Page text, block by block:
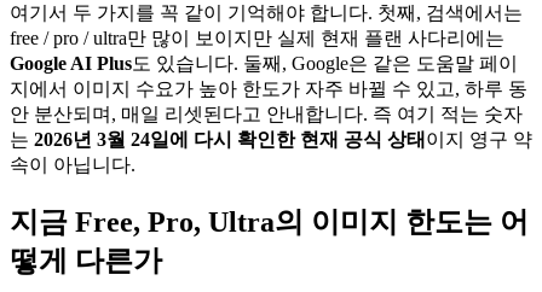
여기서 두 가지를 꼭 같이 기억해야 합니다. 첫째, 검색에서는
free / pro / ultra만 많이 보이지만 실제 현재 플랜 사다리에는
Google AI Plus도 있습니다. 둘째, Google은 같은 도움말 페이
지에서 이미지 수요가 높아 한도가 자주 바뀔 수 있고, 하루 동
안 분산되며, 매일 리셋된다고 안내합니다. 즉 여기 적는 숫자
는 2026년 3월 24일에 다시 확인한 현재 공식 상태 이지 영구 약
속이 아닙니다.
지금 Free, Pro, Ultra의 이미지 한도는 어
떻게 다른가